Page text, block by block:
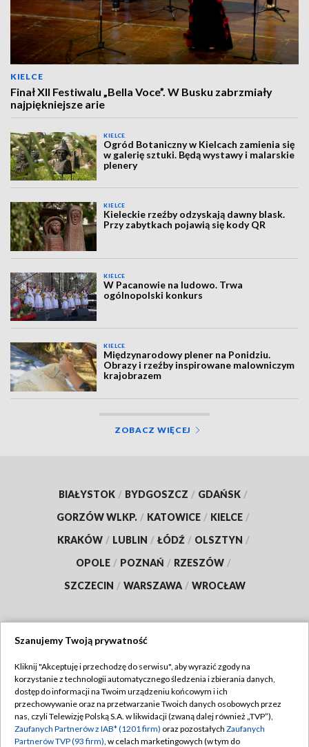
KIELCE
Finał XII Festiwalu „Bella Voce”. W Busku zabrzmiały
najpiękniejsze arie
KIELCE
Ogród Botaniczny w Kielcach zamienia się
w galerię sztuki. Będą wystawy i malarskie
plenery
KIELCE
Kieleckie rzeźby odzyskają dawny blask.
Przy zabytkach pojawią się kody QR
KIELCE
W Pacanowie na ludowo. Trwa
ogólnopolski konkurs
KIELCE
Międzynarodowy plener na Ponidziu.
Obrazy i rzeźby inspirowane malowniczym
krajobrazem
ZOBACZ WIĘCEJ
BIAŁYSTOK / BYDGOSZCZ / GDAŃSK /
GORZÓW WLKP. / KATOWICE / KIELCE /
KRAKÓW / LUBLIN / ŁÓDŹ / OLSZTYN /
OPOLE / POZNAŃ / RZESZÓW /
SZCZECIN / WARSZAWA / WROCŁAW
TVP
Abonament TVP
Emisja w TVP
Regulamin TVP
Polityka prywatności
Szanujemy Twoją prywatność
Kliknij "Akceptuję i przechodzę do serwisu", aby wyrazić zgody na
korzystanie z technologii automatycznego śledzenia i zbierania danych,
dostęp do informacji na Twoim urządzeniu końcowym i ich
przechowywanie oraz na przetwarzanie Twoich danych osobowych przez
nas, czyli Telewizję Polską S.A. w likwidacji (zwaną dalej również „TVP”),
Zaufanych Partnerów z IAB* (1201 firm) oraz pozostałych Zaufanych
Partnerów TVP (93 firm), w celach marketingowych (w tym do